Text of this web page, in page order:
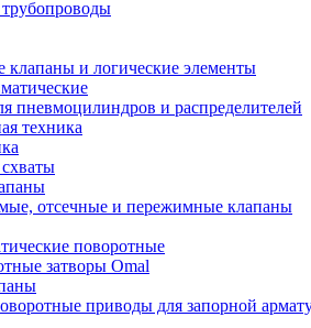
и логические элементы
пневмоцилиндров и распределителей
техника
отсечные и пережимные клапаны
поворотные
затворы Omal
приводы для запорной